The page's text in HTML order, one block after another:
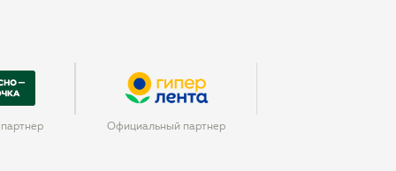
Официальный партнер